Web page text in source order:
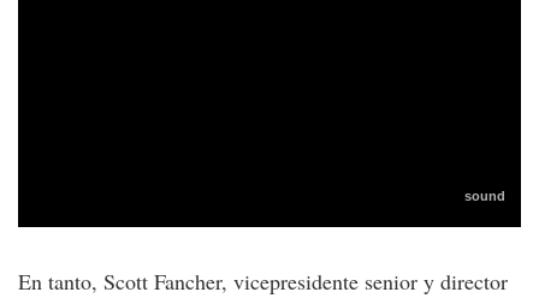
En tanto, Scott Fancher, vicepresidente senior y director